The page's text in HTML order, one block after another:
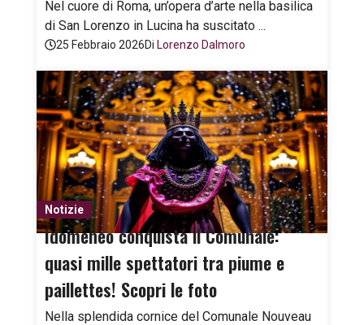
Nel cuore di Roma, un’opera d’arte nella basilica
di San Lorenzo in Lucina ha suscitato ...
25 Febbraio 2026Di Lorenzo Dalmoro
Notizie
Idomeneo conquista il Comunale:
quasi mille spettatori tra piume e
paillettes! Scopri le foto
Nella splendida cornice del Comunale Nouveau